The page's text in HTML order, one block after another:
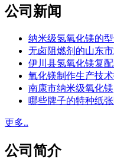
公司新闻
纳米级氢氧化镁的
无卤阻燃剂的山东
伊川县氢氧化镁复配
氧化镁制作生产技
南康市纳米级氧化镁
哪些牌子的特种纸
更多..
公司简介